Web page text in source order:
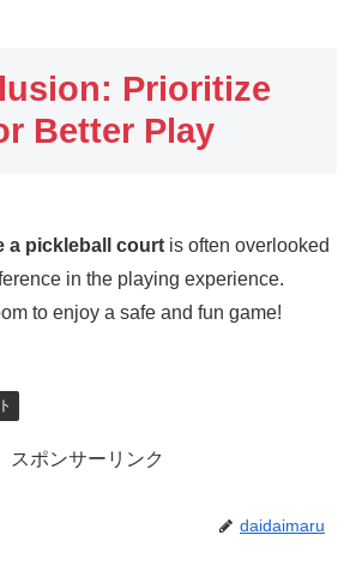
Prioritize
Better Play
a pickleball court is often overlooked
in the playing experience.
to enjoy a safe and fun game!
スポンサーリンク
daidaimaru